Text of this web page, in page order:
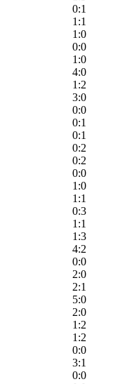
0:1
1:1
1:0
0:0
1:0
4:0
1:2
3:0
0:0
0:1
0:1
0:2
0:2
0:0
1:0
1:1
0:3
1:1
1:3
4:2
0:0
2:0
2:1
5:0
2:0
1:2
1:2
0:0
3:1
0:0